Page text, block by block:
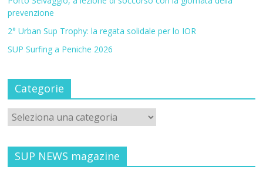
prevenzione
2° Urban Sup Trophy: la regata solidale per lo IOR
SUP Surfing a Peniche 2026
Categorie
SUP NEWS magazine